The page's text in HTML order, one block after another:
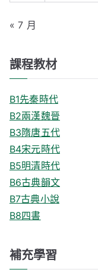
« 7 月
課程教材
B1先秦時代
B2兩漢魏晉
B3隋唐五代
B4宋元時代
B5明清時代
B6古典韻文
B7古典小說
B8四書
補充學習